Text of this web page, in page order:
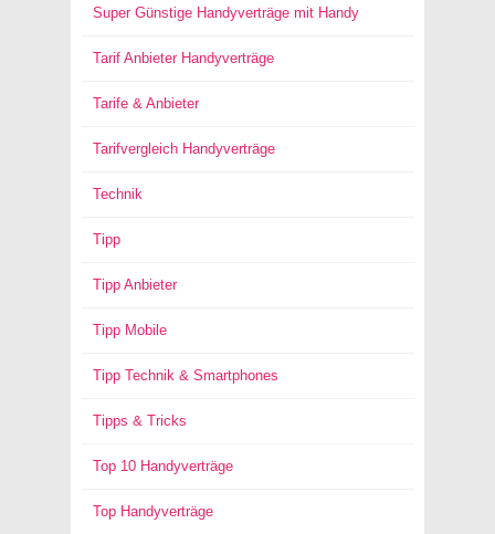
Super Günstige Handyverträge mit Handy
Tarif Anbieter Handyverträge
Tarife & Anbieter
Tarifvergleich Handyverträge
Technik
Tipp
Tipp Anbieter
Tipp Mobile
Tipp Technik & Smartphones
Tipps & Tricks
Top 10 Handyverträge
Top Handyverträge